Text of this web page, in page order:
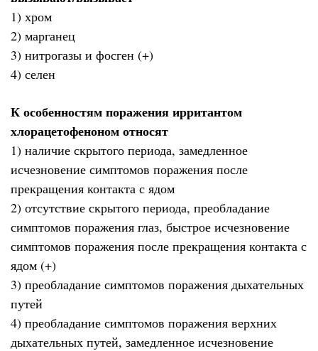
1) хром
2) марганец
3) нитрогазы и фосген (+)
4) селен
К особенностям поражения ирритантом
хлорацетофеноном относят
1) наличие скрытого периода, замедленное
исчезновение симптомов поражения после
прекращения контакта с ядом
2) отсутствие скрытого периода, преобладание
симптомов поражения глаз, быстрое исчезновение
симптомов поражения после прекращения контакта с
ядом (+)
3) преобладание симптомов поражения дыхательных
путей
4) преобладание симптомов поражения верхних
дыхательных путей, замедленное исчезновение